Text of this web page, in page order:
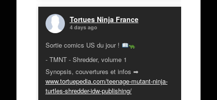
Tortues Ninja France
4 days ago
Sortie comics US du jour !
- TMNT - Shredder, volume 1
Synopsis, couvertures et infos ➡
www.tortuepedia.com/teenage-mutant-ninja-
turtles-shredder-idw-publishing/